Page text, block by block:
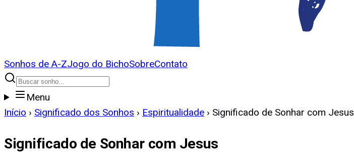
Sonhos de A-ZJogo do BichoSobreContato
Menu
Início › Significado dos Sonhos › Espiritualidade › Significado de Sonhar com Jesus
Significado de Sonhar com Jesus